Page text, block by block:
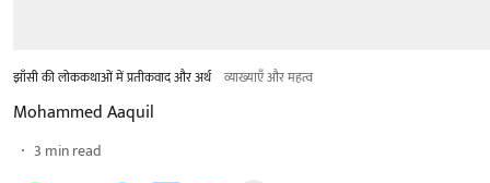
झाँसी की लोककथाओं में प्रतीकवाद और अर्थ व्याख्याएँ और महत्व
Mohammed Aaquil
3 min read